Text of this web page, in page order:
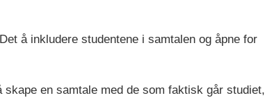
å inkludere studentene i samtalen og åpne for
en samtale med de som faktisk går studiet,